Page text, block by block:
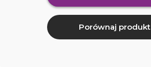
Porównaj produkt